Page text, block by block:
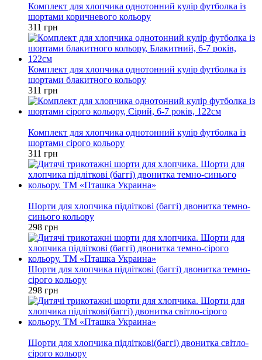
Комплект для хлопчика однотонний кулір футболка із
шортами коричневого кольору
311 грн
Комплект для хлопчика однотонний кулір футболка із
шортами блакитного кольору
311 грн
Комплект для хлопчика однотонний кулір футболка із
шортами сірого кольору
311 грн
Шорти для хлопчика підліткові (баггі) двонитка темно-
синього кольору
298 грн
Шорти для хлопчика підліткові (баггі) двонитка темно-
сірого кольору
298 грн
Шорти для хлопчика підліткові(баггі) двонитка світло-
сірого кольору